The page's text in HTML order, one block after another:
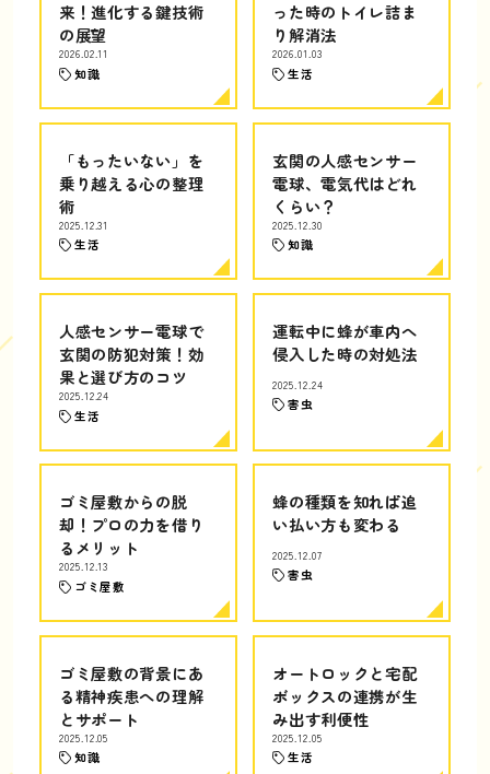
来！進化する鍵技術
の展望
2026.02.11
知識
った時のトイレ詰ま
り解消法
2026.01.03
生活
「もったいない」を
乗り越える心の整理
術
2025.12.31
生活
玄関の人感センサー
電球、電気代はどれ
くらい？
2025.12.30
知識
人感センサー電球で
玄関の防犯対策！効
果と選び方のコツ
2025.12.24
生活
運転中に蜂が車内へ
侵入した時の対処法
2025.12.24
害虫
ゴミ屋敷からの脱
却！プロの力を借り
るメリット
2025.12.13
ゴミ屋敷
蜂の種類を知れば追
い払い方も変わる
2025.12.07
害虫
ゴミ屋敷の背景にあ
る精神疾患への理解
とサポート
2025.12.05
知識
オートロックと宅配
ボックスの連携が生
み出す利便性
2025.12.05
生活